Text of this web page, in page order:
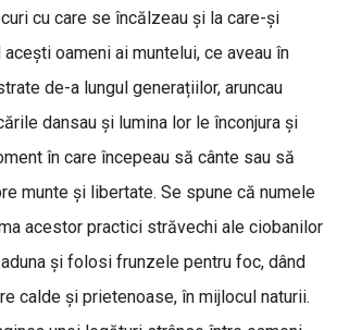
cu care se încălzeau și la care-și
acești oameni ai muntelui, ce aveau în
de-a lungul generațiilor, aruncau
dansau și lumina lor le înconjura și
în care începeau să cânte sau să
munte și libertate. Se spune că numele
acestor practici străvechi ale ciobanilor
și folosi frunzele pentru foc, dând
calde și prietenoase, în mijlocul naturii.